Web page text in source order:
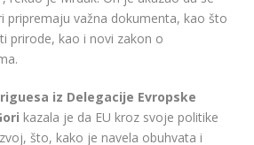
pripremaju važna dokumenta, kao što
prirode, kao i novi zakon o
iz Delegacije Evropske
kazala je da EU kroz svoje politike
što, kako je navela obuhvata i